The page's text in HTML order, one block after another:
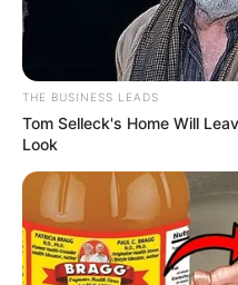
THE BUSINESS LEADS
Tom Selleck's Home Will
Look